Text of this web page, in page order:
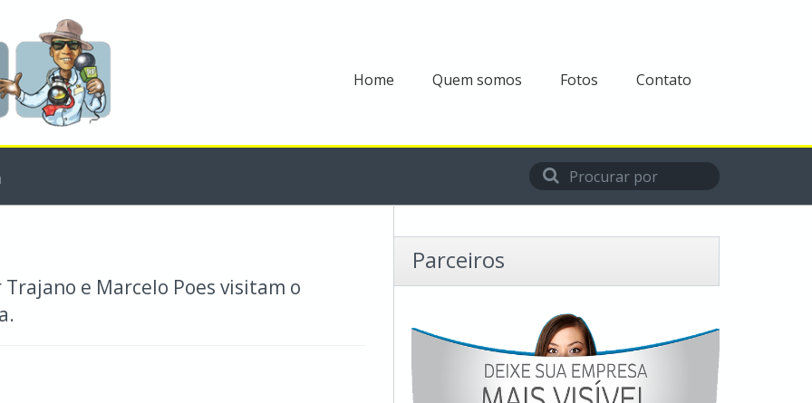
Home Quem somos Fotos Contato
e Marcelo Poes visitam o
Parceiros